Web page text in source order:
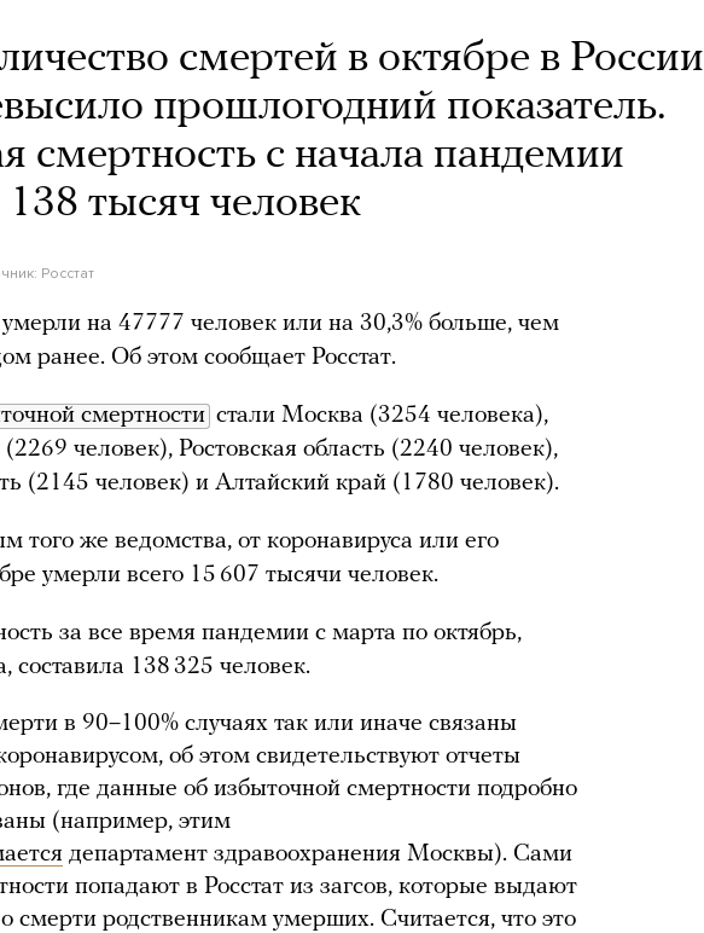
смертей в октябре в России
прошлогодний показатель.
смертность с начала пандемии
тысяч человек
Росстат
на 47777 человек или на 30,3% больше, чем
ранее. Об этом сообщает Росстат.
смертности стали Москва (3254 человека),
человек), Ростовская область (2240 человек),
(2145 человек) и Алтайский край (1780 человек).
того же ведомства, от коронавируса или его
умерли всего 15 607 тысячи человек.
за все время пандемии с марта по октябрь,
составила 138 325 человек.
в 90–100% случаях так или иначе связаны
об этом свидетельствуют отчеты
где данные об избыточной смертности подробно
(например, этим
департамент здравоохранения Москвы). Сами
попадают в Росстат из загсов, которые выдают
смерти родственникам умерших. Считается, что это